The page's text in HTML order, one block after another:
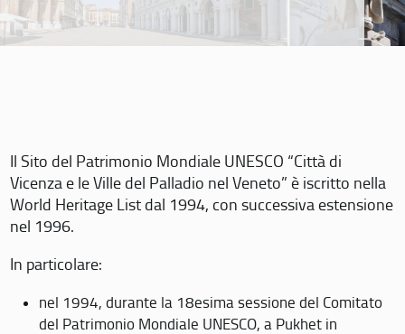
Il Sito del Patrimonio Mondiale UNESCO “Città di
Vicenza e le Ville del Palladio nel Veneto” è iscritto nella
World Heritage List dal 1994, con successiva estensione
nel 1996.
In particolare:
nel 1994, durante la 18esima sessione del Comitato
del Patrimonio Mondiale UNESCO, a Pukhet in